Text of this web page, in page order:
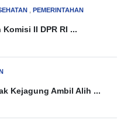
, PEMERINTAHAN
II DPR RI ...
Kejagung Ambil Alih ...